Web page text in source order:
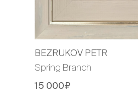
BEZRUKOV PETR
Spring Branch
15 000₽